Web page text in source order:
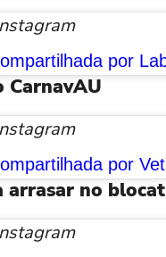
CarnavAU
arrasar no blocat